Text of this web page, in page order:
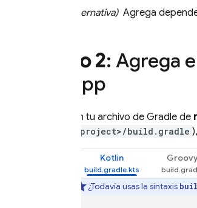
(Alternativa)Agrega
Paso 2: Agrega
tu app
En tu archivo de Gradle de
<project>/build.gradle
Kotlin
¿Todavía usas la sintaxis